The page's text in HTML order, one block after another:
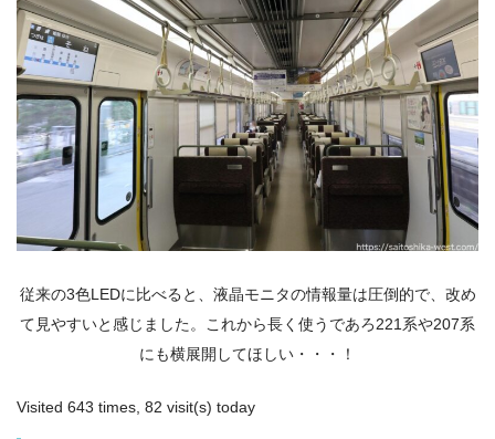
従来の3色LEDに比べると、液晶モニタの情報量は圧倒的で、改め
て見やすいと感じました。これから長く使うであろ221系や207系
にも横展開してほしい・・・！
Visited 643 times, 82 visit(s) today